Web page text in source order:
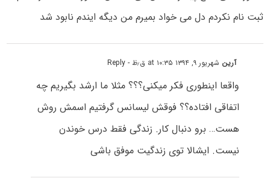
ثبت نام نکردم دل می خواد بمیرم من دیگه ایندم نابود شد
آرین شهریور ۹, ۱۳۹۴ at ۱۰:۳۵ ق٫ظ - Reply
واقعا اینطوری فکر میکنی؟؟؟ مثلا ما ارشد بگیریم چه
اتفاقی افتاده؟؟ فوقش لیسانس گرفتیم اسمش روش
هست… برو دنبال کار. زندگی فقط درس خوندن
نیست. ایشالا توی زندگیت موفق باشی